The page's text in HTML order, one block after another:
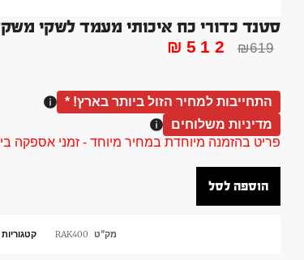
סטנד כדורי כח איכותי מעמד לשקי
₪619
₪ 512
התחייבות למחיר הזול ביותר בארץ! *
מדיניות משלוחים
פריט בהזמנה מיוחדת במחיר מיוחד - זמני אספקה בין 40 ל 90 ימי עסקים צור קשר
הוספה לסל
מק"ט RAK400 קטגוריות